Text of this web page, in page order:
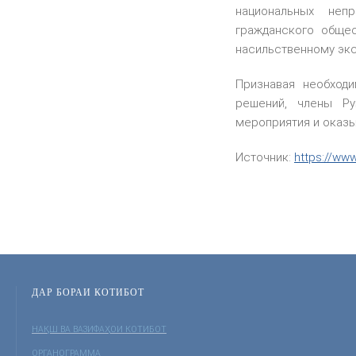
национальных
гражданского
насильственному
Признавая
решений, члены
мероприятия и
Источник: https://
ДАР БОРАИ КОТИБОТ
НАҚШ ВА ВАЗИФАҲОИ КОТИБОТ
ОРГАНОГРАММА